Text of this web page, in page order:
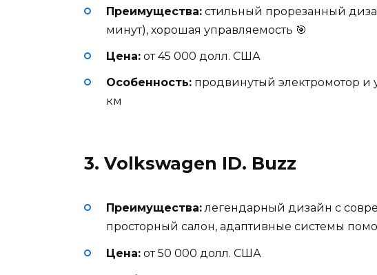
Преимущества: стильный прорезанный
минут), хорошая управляемость 🎯
Цена: от 45 000 долл. США
Особенность: продвинутый электромотор и
км
3. Volkswagen ID. Buzz
Преимущества:легендарный дизайн с
просторный салон, адаптивные системы
Цена: от 50 000 долл. США